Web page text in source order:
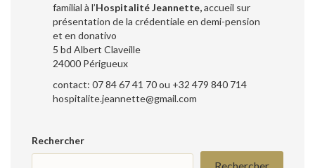
familial à l’Hospitalité Jeannette,accueil sur
présentation de la crédentiale en demi-pension
et en donativo
5 bd Albert Claveille
24000 Périgueux
contact: 07 84 67 41 70 ou +32 479 840 714
hospitalite.jeannette@gmail.com
Rechercher